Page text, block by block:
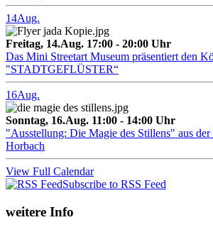
14Aug.
Freitag, 14.Aug. 17:00 - 20:00 Uhr
Das Mini Streetart Museum präsentiert den
"STADTGEFLÜSTER“
16Aug.
Sonntag, 16.Aug. 11:00 - 14:00 Uhr
"Ausstellung: Die Magie des Stillens" aus
Horbach
View Full Calendar
Subscribe to RSS Feed
weitere Info